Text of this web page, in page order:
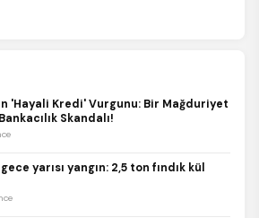
'Hayali Kredi' Vurgunu: Bir Mağduriyet
Skandalı!
yarısı yangın: 2,5 ton fındık kül